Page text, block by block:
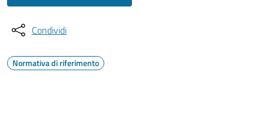
Condividi
Normativa di riferimento